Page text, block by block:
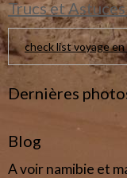
Trucs et
check list voyage en
Dernières
Blog
A voir namibie et